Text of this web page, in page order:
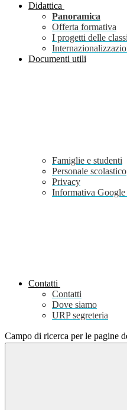
Didattica
Panoramica
Offerta formativa
I progetti delle classi
Documenti utili
Famiglie e studenti
Personale scolastico
Privacy
Informativa Google
Contatti
Contatti
Dove siamo
URP segreteria
Campo di ricerca per le pagine